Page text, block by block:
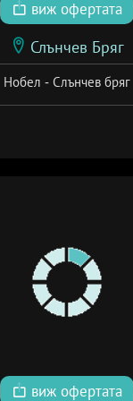
виж офертата
Слънчев Бряг
Нобел - Слънчев бряг
виж офертата